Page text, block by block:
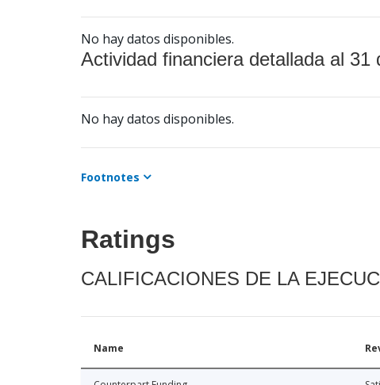
No hay datos disponibles.
Actividad financiera detallada al 31
No hay datos disponibles.
Footnotes
Ratings
CALIFICACIONES DE LA
Name